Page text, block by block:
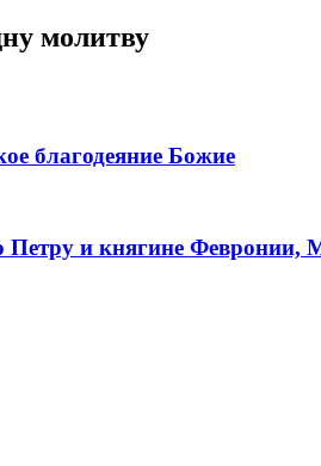
молитву
благодеяние Божие
Петру и княгине Февронии,